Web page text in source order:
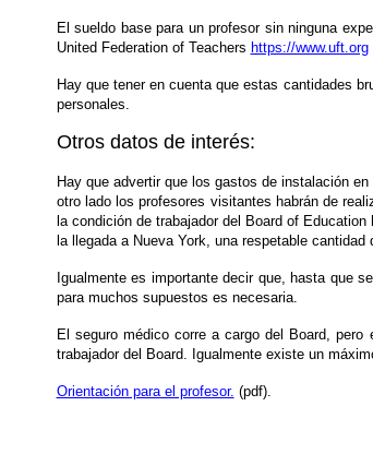
El sueldo base para un profesor sin ninguna
United Federation of Teachers https://www.uft.org
Hay que tener en cuenta que estas cantidades
personales.
Otros datos de interés:
Hay que advertir que los gastos de instalación
otro lado los profesores visitantes habrán de
la condición de trabajador del Board of
la llegada a Nueva York, una respetable
Igualmente es importante decir que, hasta que
para muchos supuestos es necesaria.
El seguro médico corre a cargo del Board,
trabajador del Board. Igualmente existe un
Orientación para el profesor. (pdf).